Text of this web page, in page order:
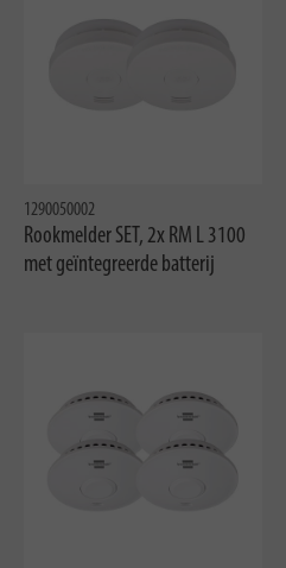
1290050002
Rookmelder SET, 2x RM L 3100
met geïntegreerde batterij